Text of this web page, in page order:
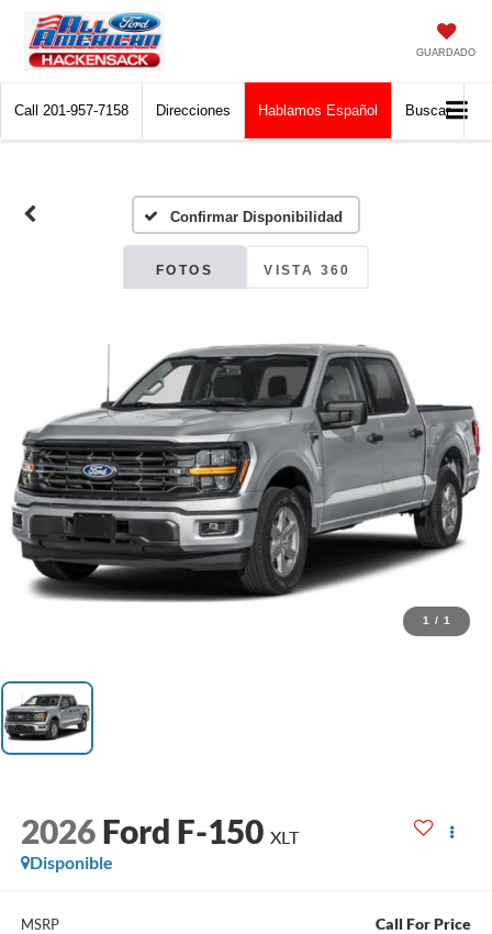
GUARDADO
Call 201-957-7158 Direcciones Hablamos Español Buscar
Confirmar Disponibilidad
FOTOS VISTA 360
1 / 1
2026 Ford F-150 XLT
Disponible
MSRP Call For Price